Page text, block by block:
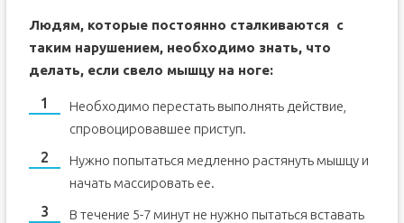
Людям, которые постоянно сталкиваются с
таким нарушением, необходимо знать, что
делать, если свело мышцу на ноге:
Необходимо перестать выполнять действие,
спровоцировавшее приступ.
Нужно попытаться медленно растянуть мышцу и
начать массировать ее.
В течение 5-7 минут не нужно пытаться вставать